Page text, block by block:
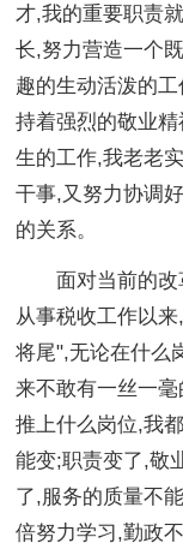
才,我的重要职责
长,努力营造一个
趣的生动活泼的
持着强烈的敬业
生的工作,我老老
干事,又努力协调
的关系。
面对当前的改
从事税收工作以
将尾",无论在什么
来不敢有一丝一
推上什么岗位,我
能变;职责变了,敬
了,服务的质量不
倍努力学习,勤政